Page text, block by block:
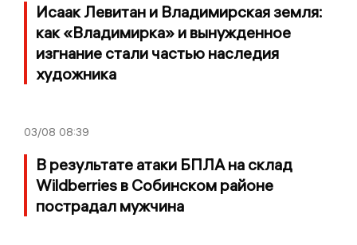
Исаак Левитан и Владимирская земля:
как «Владимирка» и вынужденное
изгнание стали частью наследия
художника
03/08 08:39
В результате атаки БПЛА на склад
Wildberries в Собинском районе
пострадал мужчина